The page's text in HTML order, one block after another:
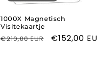
1000X Magnetisch
Visitekaartje
Normale
€210,00 EUR €152,00